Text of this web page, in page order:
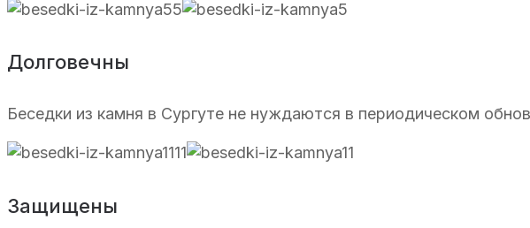
Долговечны
Беседки из камня в Сургуте не нуждаются в периодическом
Защищены